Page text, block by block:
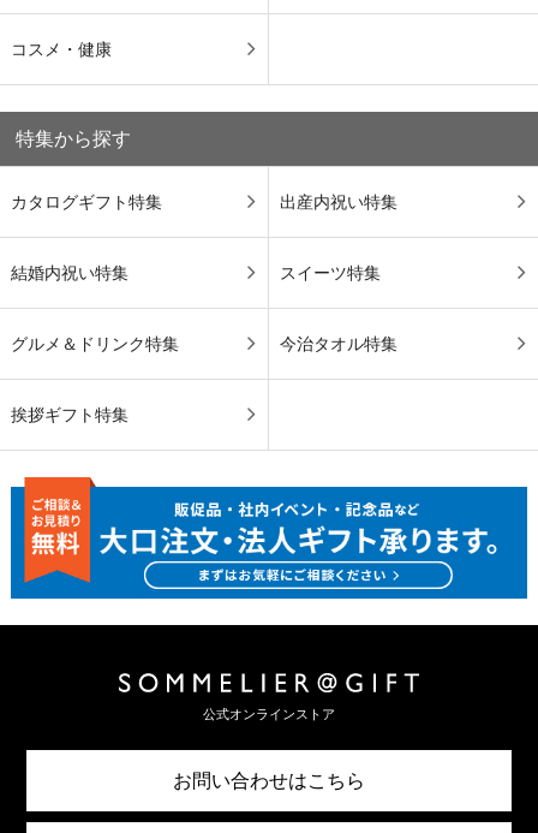
コスメ・健康
特集から探す
カタログギフト特集 出産内祝い特集
結婚内祝い特集 スイーツ特集
グルメ＆ドリンク特集 今治タオル特集
挨拶ギフト特集
公式オンラインストア
お問い合わせはこちら